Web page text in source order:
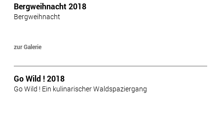
Bergweihnacht 2018
Bergweihnacht
zur Galerie
Go Wild ! 2018
Go Wild ! Ein kulinarischer Waldspaziergang